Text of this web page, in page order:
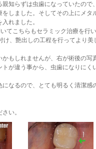
知らずは虫歯になっていたので
しました。そしてその上にメタ
れました。
てこちらもセラミック治療を行い
け、艶出しの工程を行ってより美
もしれませんが、右が術後の写
が違う事から、虫歯になりにく
なるので、とても明るく清潔感
い。